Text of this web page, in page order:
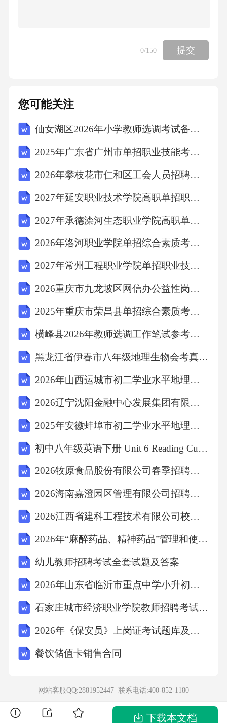
C.提高体育锻炼
D.服用抗生素10、下列哪项是传染病的传播途
径之一（
A.接种疫苗
B.体液传播
C.理想环境
D.增强体质11、世界四大洋中面积最大的是（
A.太平洋
B.大西洋
C.印度洋
D.北冰洋12、我国地势第二级阶梯的主要地形
是（
A.高原、盆地
B.平原、丘陵
C.山地、高原
D.盆地、平原13、下列属于学习行为的是（
A.蜘蛛结网
0/150 提交
您可能关注
仙女湖区2026年小学教师选调考试备考题库及答案详解
2025年广东省广州市单招职业技能考试模拟试卷附答案详解【能力提升】
2026年攀枝花市仁和区工会人员招聘笔试备考试题及答案详解
2027年延安职业技术学院高职单招职业技能考试题库含答案详解（综合卷）
2027年承德滦河生态职业学院高职单招职业适应性测试考试模拟试卷附答案详解【夺分金卷】
2026年洛河职业学院单招综合素质考试题库（必刷）附答案详解
2027年常州工程职业学院单招职业技能考试模拟试卷带答案详解（A卷）
2026重庆市九龙坡区网信办公益性岗位招聘2人笔试模拟试题及答案详解
2025年重庆市荣昌县单招综合素质考试题库及完整答案详解【各地真题】
横峰县2026年教师选调工作笔试参考题库及答案详解
黑龙江省伊春市八年级地理生物会考真题试卷+解析及答案
2026年山西运城市初二学业水平地理生物会考试卷题库及答案
2026辽宁沈阳金融中心发展集团有限公司及所属企业社会招聘3人笔试历年参考题库附带答案详解
2025年安徽蚌埠市初二学业水平地理生物会考考试题库（附含答案）
初中八年级英语下册 Unit 6 Reading Cultural Perspectives on Perseverance 教案
2026牧原食品股份有限公司春季招聘笔试历年参考题库附带答案详解
2026海南嘉澄园区管理有限公司招聘笔试历年参考题库附带答案详解
2026江西省建科工程技术有限公司校园招聘3人笔试历年参考题库附带答案详解
2026年“麻醉药品、精神药品”管理和使用培训考核试题(含答案)
幼儿教师招聘考试全套试题及答案
2026年山东省临沂市重点中学小升初英语考试试卷及答案
石家庄城市经济职业学院教师招聘考试笔试试题及答案
2026年《保安员》上岗证考试题库及答案
餐饮储值卡销售合同
网站客服QQ:2881952447 联系电话:400-852-1180
下载本文档